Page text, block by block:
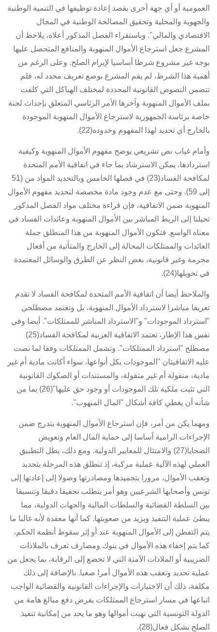
العمومية أو أي جهة أخرى بقصد إعادة توظيفها في التنمية الوطنية
والجهوية والمحلية وتحقيق المصالحة الوطنية في المجال
الاقتصادي والمالي". وباستقراء الفصل المذكور أعلاه، يلاحظ أن
المشرع جعل استرجاع الأموال المنهوبة والمنافع المتحصل عليها
بوجه غير مشروع شرطا أساسيا لإبرام الصلح. وعلى الرغم من
أهمية هذا الشرط، لم يقم المشرع بوضع تعريف محدد له، فلم
تتضمن النصوص القانونية المحددة لمختلف الهياكل التي كلفت
بملف الأموال المنهوبة وآخرها الأمر الرئاسي المتعلق بإحداث لجنة
خاصة برئاسة الجمهورية لاسترجاع الأموال المنهوبة الموجودة
بالخارج أي تحديد لهذا المفهوم وحدوده(22).
وأمام غياب نص تشريعي يوضح مفهوم الأموال المنهوبة وكيفية
استردادها، يمكن الاسترشاد بما جاء في اتفاقية الأمم المتحدة
لمكافحة الفساد(23) في فصلها الخامس وبالتحديد المواد من (51
إلى 59). وحتى مع عدم وجود مادة مخصصة لتحديد مفهوم الأموال
المنهوبة ضمن الاتفاقية، فإن قراءة مختلف مواد الفصل المذكور
تحيلنا إلى الربط المباشر بين الأموال المنهوبة وعائدات الفساد في
معناه الواسع. فتكون الأموال المنهوبة من هذا المنطلق جملة
العائدات والممتلكات المحالة إلى الخارج والمتأتية من أفعال
مجرمة وغير قانونية، بغض النظر عن الطرق والوسائل المعتمدة
في تحويلها(24).
والملاحظ أيضا أن اتفاقية الأمم المتحدة لمكافحة الفساد لا تقدم
تعريفا مباشرا لاسترداد الأموال المنهوبة، بل وتعتمد مصطلحي
"استرداد الموجودات" و"الاسترداد المباشر للممتلكات". أيضا وفي
نفس هذا الإطار، تعتمد الاتفاقية العربية لمكافحة الفساد(25)
مصطلح "استرداد الممتلكات". وتشمل الممتلكات وفقا لما نصت
عليه الاتفاقيتان "الموجودات بكل أنواعها، سواء أكانت مادية أم غير
مادية، منقولة أم غير منقولة، والمستندات أو الصكوك القانونية
التي تثبت ملكية تلك الموجودات أو وجود حق عليها"(26) بما من
شأنه أن يغطي كافة أشكال "المال المنهوب".
ومهما يكن من أمر، فإن استرجاع الأموال المنهوبة يندرج ضمن
الإجراءات الرامية أساسا إلى حماية المال العام وتعويض
الضحايا(27) والامتثال للمعايير الدولية. ومع ذلك، يظل التطبيق
العملي لهذه الآلية عملية مركبة، إذ تنطلق هذه المرحلة بتحديد
وتعقب الأموال، مرورا بتجميدها ومصادرتها وصولا إلى إعادتها إلى
تونس وأصحابها الشرعيين وهو أمر يتطلب تحقيقا دقيقا وتنسيقا
بين السلطة القضائية والسلطات المالية والجهات الدولية، مما
يبطئ عملية التنفيذ ويزيد من صعوبتها. كما أنها معقدة لأنه غالبا ما
يتم التفطن إلى الأموال المنهوبة عند أو إثر سقوط أنظمة الحكم،
كما يتم إخفاء هذه الأموال في بنوك ومصارف تعرف بالملاذات
الضريبية أو الملاذات الآمنة التي لا تخضع إلى الرقابة، بما يجعل من
عملية تحديد وتعقب هذه الأموال أمرا صعبا. بالإضافة إلى ذلك
مكلفة، ذلك أن الاختبارات والإجراءات القانونية والقضائية الواجب
اتباعها في مسار استرجاع الممتلكات يفرض دفع مبالغ هامة من
الدولة التونسية التي نهبت أموالها وهو ما يحد من إمكانية تنفيذ
الصلح بشكل فعال(28).